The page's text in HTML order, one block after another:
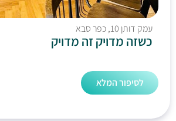
עמק דותן 10, כפר סבא
כשזה מדויק זה מדויק
לסיפור המלא